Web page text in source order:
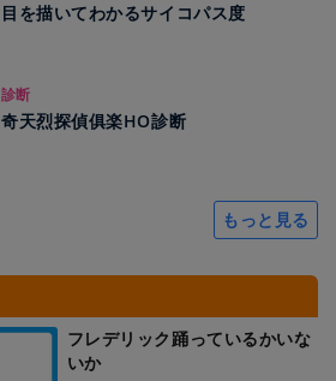
目を描いてわかるサイコパス度
診断
奇天烈探偵俱楽HO診断
もっと見る
フレデリック踊っているかいな
いか